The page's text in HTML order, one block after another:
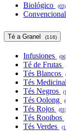
Biológico (03)
Té a Granel (116)
Infusiones
Té de Frutas
Tés Blancos
Tés
Tés Negros
Tés Oolong
Tés Rojos (01)
Tés Rooibos
Tés Verdes